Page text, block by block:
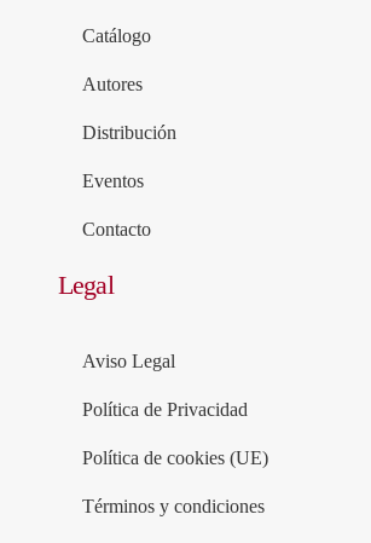
Catálogo
Autores
Distribución
Eventos
Contacto
Legal
Aviso Legal
Política de Privacidad
Política de cookies (UE)
Términos y condiciones